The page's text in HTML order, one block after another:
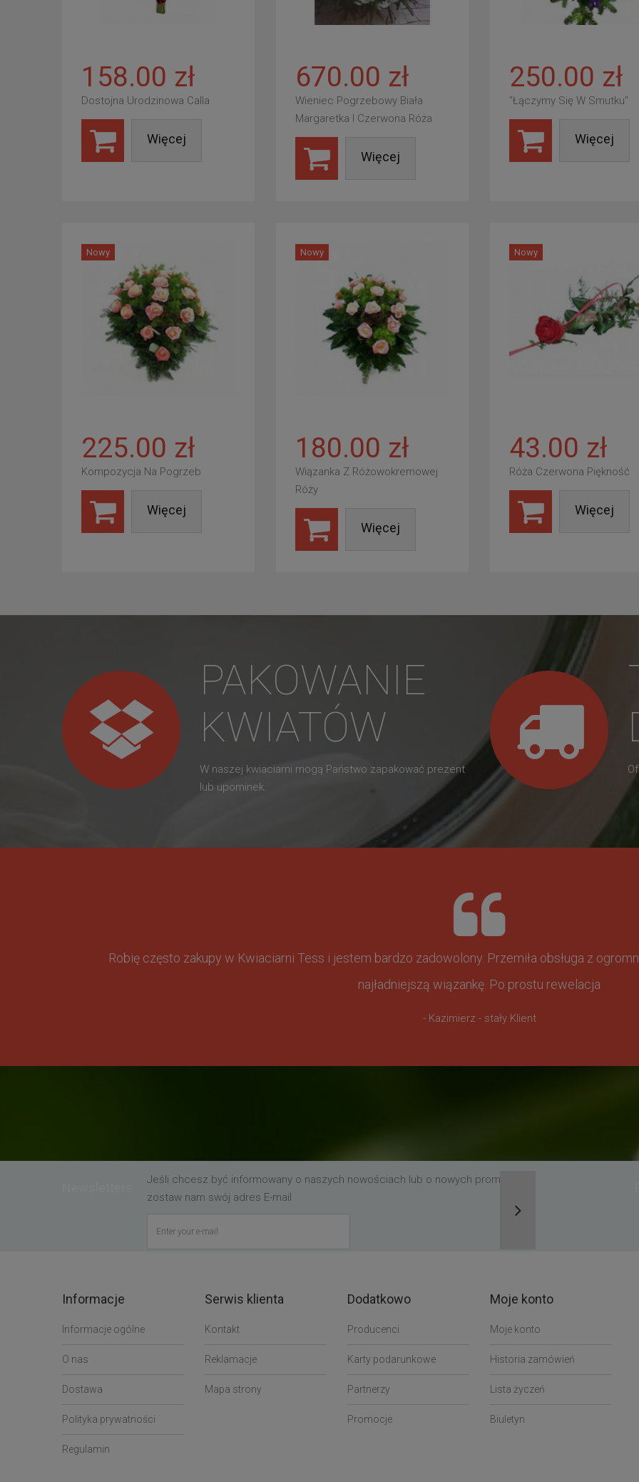
158.00 zł
Dostojna Urodzinowa Calla
Więcej
670.00 zł
Wieniec Pogrzebowy Biała
Margaretka I Czerwona Róża
Więcej
250.00 zł
"Łączymy Się W Smutku"
Więcej
Nowy
225.00 zł
Kompozycja Na Pogrzeb
Więcej
Nowy
180.00 zł
Wiązanka Z Różowokremowej
Róży
Więcej
Nowy
43.00 zł
Róża Czerwona Piękność
Więcej
PAKOWANIE
KWIATÓW
W naszej kwiaciarni mogą Państwo zapakować prezent
lub upominek.
Robię często zakupy w Kwiaciarni Tess i jestem bardzo zadowolony. Przemiła obsługa z
najładniejszą wiązankę. Po prostu rewelacja
- Kazimierz - stały Klient
Jeśli chcesz być informowany o naszych nowościach lub o nowych promocjach,
zostaw nam swój adres E-mail
Informacje
Informacje ogólne
O nas
Dostawa
Polityka prywatności
Regulamin
Serwis klienta
Kontakt
Reklamacje
Mapa strony
Dodatkowo
Producenci
Karty podarunkowe
Partnerzy
Promocje
Moje konto
Moje konto
Historia zamówień
Lista życzeń
Biuletyn